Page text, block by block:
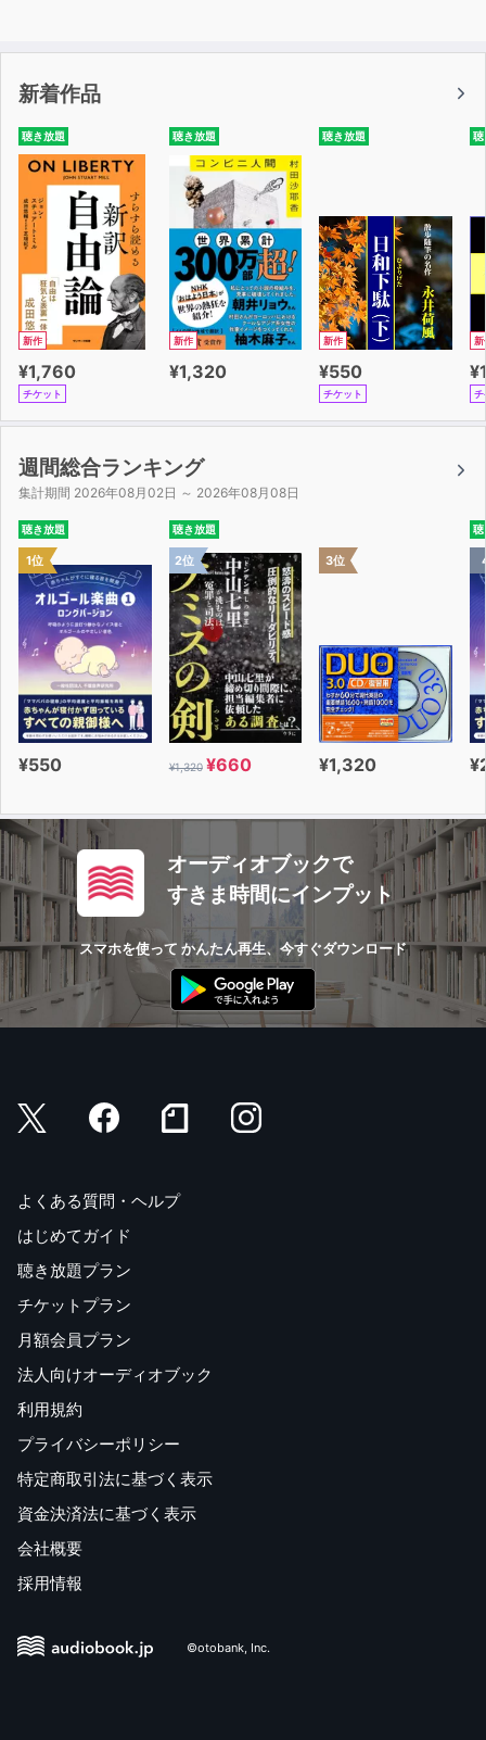
7章 孤独の中で、他者とどう関わるか
新着作品
聴き放題
新作
¥1,760
チケット
聴き放題
新作
¥1,320
聴き放題
新作
¥550
チケット
聴
新
チ
週間総合ランキング
集計期間 2026年08月02日 ～ 2026年08月08日
聴き放題
1位
¥550
聴き放題
2位
¥1,320 ¥660
3位
¥1,320
聴
オーディオブックで
すきま時間にインプット
スマホを使って かんたん再生、今すぐダウンロード
よくある質問・ヘルプ
はじめてガイド
聴き放題プラン
チケットプラン
月額会員プラン
法人向けオーディオブック
利用規約
プライバシーポリシー
特定商取引法に基づく表示
資金決済法に基づく表示
会社概要
採用情報
©otobank, Inc.